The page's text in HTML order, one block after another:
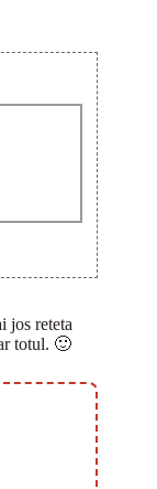
jos reteta
totul. 🙂